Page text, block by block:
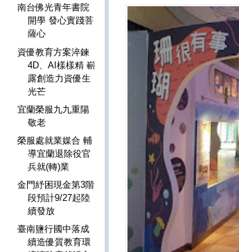
南台佛光青年書院
開學 發心實踐菩
薩心
資優教育方案淬鍊
4D、AI樣樣精 嶄
露創造力資優生
光芒
宜蘭榮服九九重陽
敬老
榮服處就業媒合 輔
導宜蘭退除役官
兵就(轉)業
金門紓困現金第3階
段預計9/27起陸
續發放
臺南鹽行國中落成
續造優質教育環